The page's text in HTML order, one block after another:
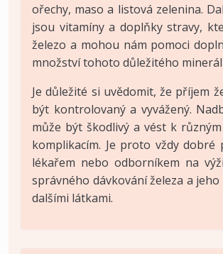
ořechy, maso a listová zelenina.
jsou vitamíny a doplňky stravy,
železo a mohou nám pomoci
množství tohoto důležitého
Je důležité si uvědomit, že příjem
být kontrolovaný a vyvážený.
může být škodlivý a vést k
komplikacím. Je proto vždy dobré
lékařem nebo odborníkem na
správného dávkování železa a
dalšími látkami.